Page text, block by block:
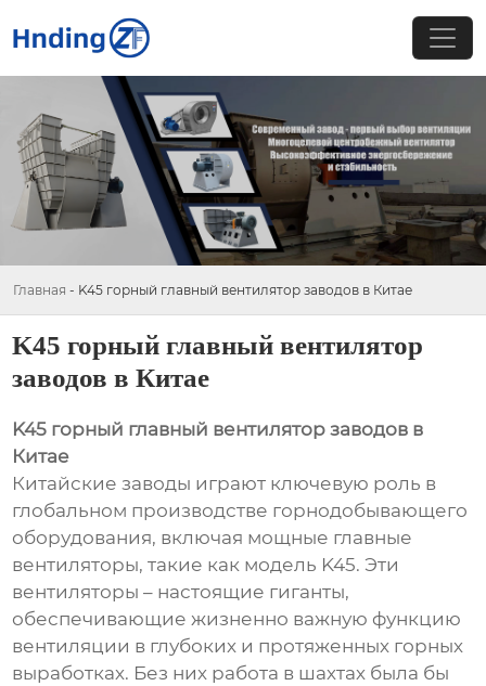
Главная - K45 горный главный вентилятор заводов в Китае
K45 горный главный вентилятор
заводов в Китае
K45 горный главный вентилятор заводов в
Китае
Китайские заводы играют ключевую роль в
глобальном производстве горнодобывающего
оборудования, включая мощные главные
вентиляторы, такие как модель K45. Эти
вентиляторы – настоящие гиганты,
обеспечивающие жизненно важную функцию
вентиляции в глубоких и протяженных горных
выработках. Без них работа в шахтах была бы